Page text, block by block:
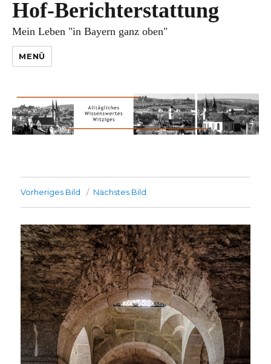
Hof-Berichterstattung
Mein Leben "in Bayern ganz oben"
MENÜ
Vorheriges Bild Nächstes Bild